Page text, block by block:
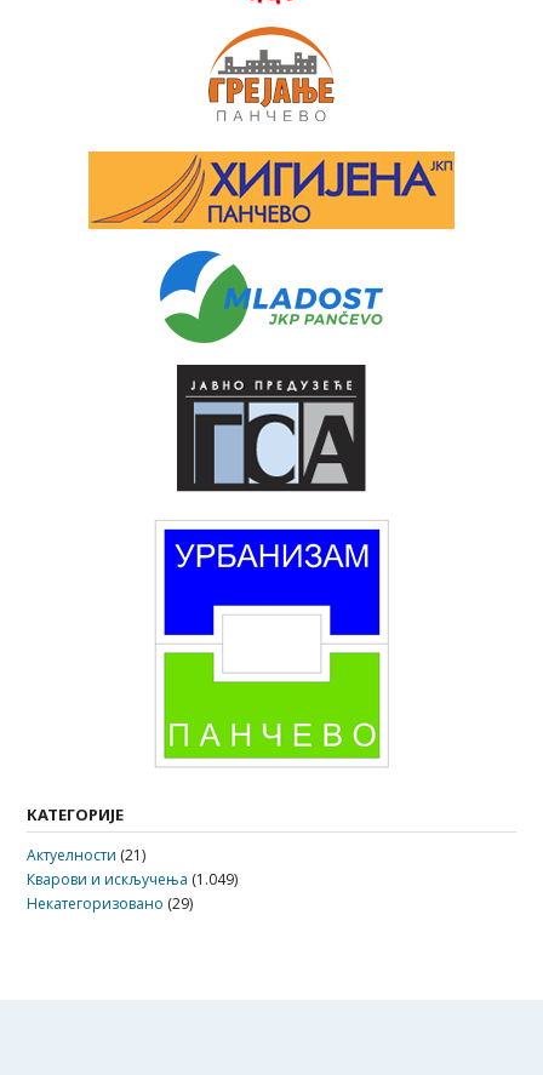
КАТЕГОРИЈЕ
Актуелности (21)
Кварови и искључења (1.049)
Некатегоризовано (29)